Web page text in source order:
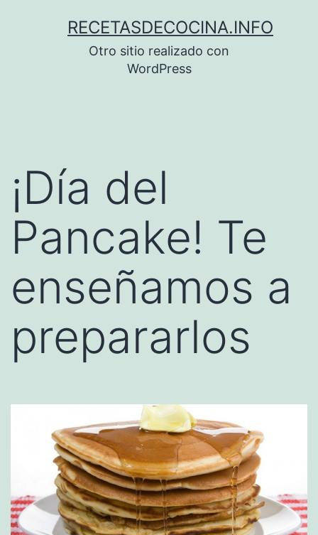
RECETASDECOCINA.INFO
Otro sitio realizado con
WordPress
¡Día del
Pancake! Te
enseñamos a
prepararlos